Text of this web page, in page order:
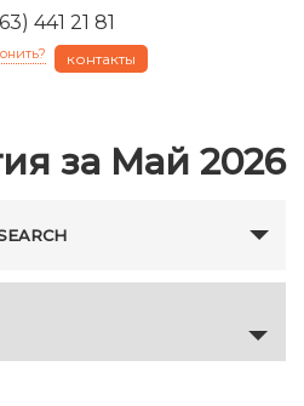
441 21 81
контакты
за Май 2026